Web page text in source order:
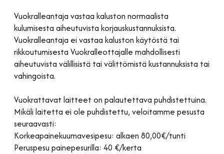
Vuokralleantaja vastaa kaluston normaalista
kulumisesta aiheutuvista korjauskustannuksista.
Vuokralleantaja ei vastaa kaluston käytöstä tai
rikkoutumisesta Vuokralleottajalle mahdollisesti
aiheutuvista välillisistä tai välittömistä kustannuksista tai
vahingoista.
Vuokrattavat laitteet on palautettava puhdistettuina.
Mikäli laitetta ei ole puhdistettu, veloitamme pesusta
seuraavasti:
Korkeapainekuumavesipesu: alkaen 80,00€/tunti
Peruspesu painepesurilla: 40 €/kerta